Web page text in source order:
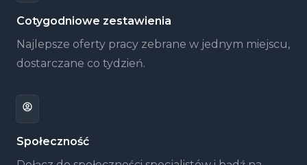
Cotygodniowe zestawienia
Najlepsze oferty pracy zebrane w jednym miejscu,
dostarczane co tydzień.
Społeczność